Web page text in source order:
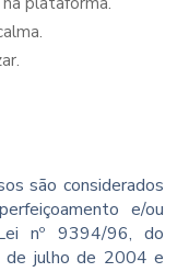
são considerados
e/ou
nº 9394/96, do
de julho de 2004 e